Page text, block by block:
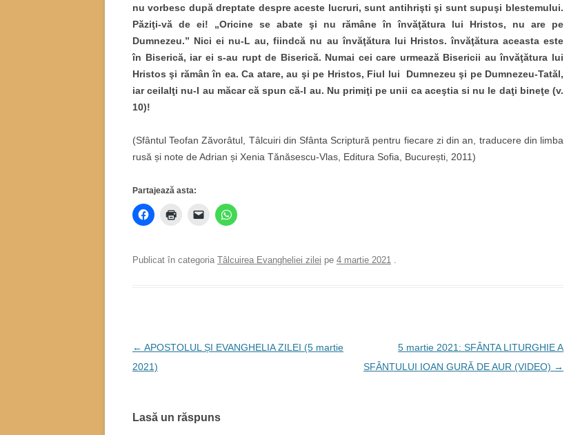
nu vorbesc după dreptate despre aceste lucruri, sunt antihrişti şi sunt supuşi blestemului.
Păziţi-vă de ei! „Oricine se abate şi nu rămâne în învăţătura lui Hristos, nu are pe
Dumnezeu.” Nici ei nu-L au, fiindcă nu au învăţătura lui Hristos. învăţătura aceasta este
în Biserică, iar ei s-au rupt de Biserică. Numai cei care urmează Bisericii au învăţătura lui
Hristos şi rămân în ea. Ca atare, au şi pe Hristos, Fiul lui Dumnezeu şi pe Dumnezeu-Tatăl,
iar ceilalţi nu-I au măcar că spun că-I au. Nu primiţi pe unii ca aceştia si nu le daţi bineţe (v.
10)!
(Sfântul Teofan Zăvorâtul, Tâlcuiri din Sfânta Scriptură pentru fiecare zi din an, traducere din limba
rusă și note de Adrian și Xenia Tănăsescu-Vlas, Editura Sofia, București, 2011)
Partajează asta:
Publicat în categoria Tâlcuirea Evangheliei zilei pe 4 martie 2021 .
Navigare
în
← APOSTOLUL ȘI EVANGHELIA ZILEI (5 martie
2021)
5 martie 2021: SFÂNTA LITURGHIE A
SFÂNTULUI IOAN GURĂ DE AUR (VIDEO) →
Lasă un răspuns